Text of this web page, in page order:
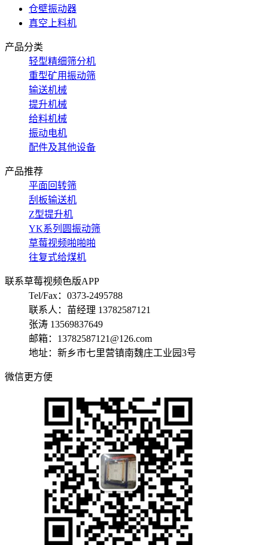
仓壁振动器
真空上料机
产品分类
轻型精细筛分机
重型矿用振动筛
输送机械
提升机械
给料机械
振动电机
配件及其他设备
产品推荐
平面回转筛
刮板输送机
Z型提升机
YK系列圆振动筛
草莓视频啪啪啪
往复式给煤机
联系草莓视频色版APP
Tel/Fax：0373-2495788
联系人：苗经理 13782587121
张涛 13569837649
邮箱：13782587121@126.com
地址：新乡市七里营镇南魏庄工业园3号
微信更方便